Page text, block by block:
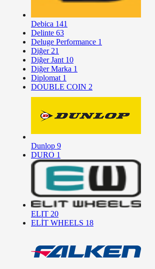
Debica 141
Delinte 63
Deluge Performance 1
Diğer 21
Diğer Jant 10
Diğer Marka 1
Diplomat 1
DOUBLE COIN 2
Dunlop 9
DURO 1
ELIT 20
ELİT WHEELS 18